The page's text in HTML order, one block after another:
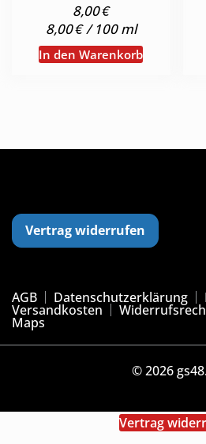
8,00€
8,00€/ 100 ml
In den Warenkorb
Vertrag widerrufen
AGB Datenschutzerklärung
Versandkosten
Maps
© 2026
Vertrag